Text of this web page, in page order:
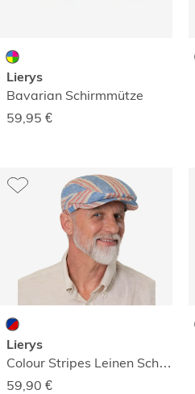
Lierys
Bavarian Schirmmütze
59,95 €
Lierys
Colour Stripes Leinen Schirmmütze
59,90 €